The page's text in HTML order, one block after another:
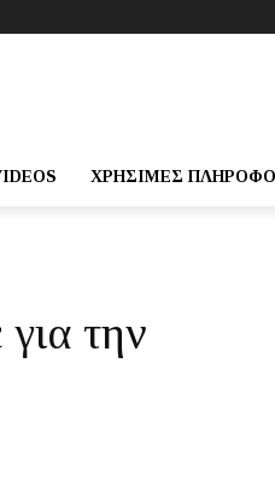
ΧΡΉΣΙΜΕΣ
την